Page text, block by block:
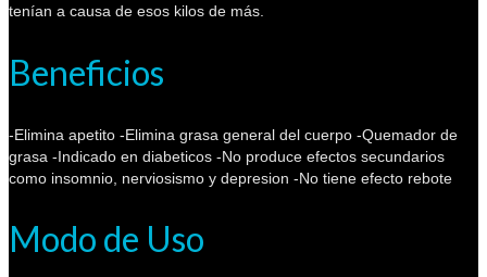
tenían a causa de esos kilos de más.
Beneficios
-Elimina apetito -Elimina grasa general del cuerpo -Quemador de
grasa -Indicado en diabeticos -No produce efectos secundarios
como insomnio, nerviosismo y depresion -No tiene efecto rebote
Modo de Uso